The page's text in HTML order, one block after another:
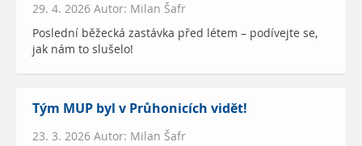
29. 4. 2026 Autor: Milan Šafr
Poslední běžecká zastávka před létem – podívejte se,
jak nám to slušelo!
Tým MUP byl v Průhonicích vidět!
23. 3. 2026 Autor: Milan Šafr